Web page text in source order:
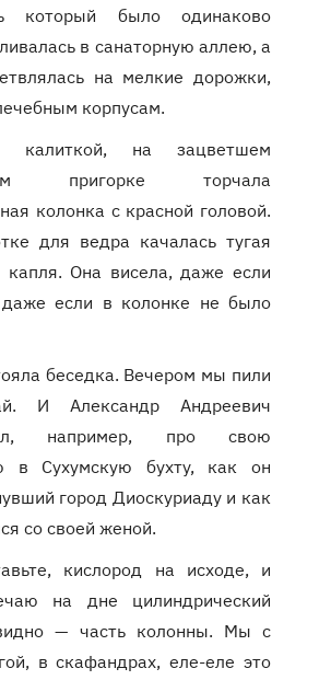
который было одинаково
в санаторную аллею, а
на мелкие дорожки,
корпусам.
на зацветшем
пригорке торчала
колонка с красной головой.
для ведра качалась тугая
капля. Она висела, даже если
если в колонке не было
беседка. Вечером мы пили
И Александр Андреевич
например, про свою
в Сухумскую бухту, как он
город Диоскуриаду и как
со своей женой.
кислород на исходе, и
на дне цилиндрический
— часть колонны. Мы с
в скафандрах, еле-еле это